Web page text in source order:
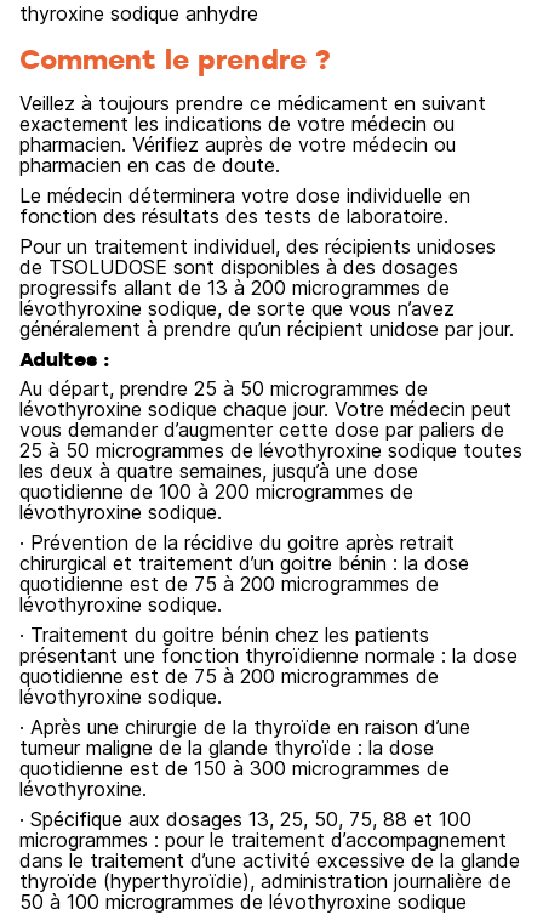
thyroxine sodique anhydre
Comment le prendre ?
Veillez à toujours prendre ce médicament en suivant
exactement les indications de votre médecin ou
pharmacien. Vérifiez auprès de votre médecin ou
pharmacien en cas de doute.
Le médecin déterminera votre dose individuelle en
fonction des résultats des tests de laboratoire.
Pour un traitement individuel, des récipients unidoses
de TSOLUDOSE sont disponibles à des dosages
progressifs allant de 13 à 200 microgrammes de
lévothyroxine sodique, de sorte que vous n’avez
généralement à prendre qu’un récipient unidose par jour.
Adultes :
Au départ, prendre 25 à 50 microgrammes de
lévothyroxine sodique chaque jour. Votre médecin peut
vous demander d’augmenter cette dose par paliers de
25 à 50 microgrammes de lévothyroxine sodique toutes
les deux à quatre semaines, jusqu’à une dose
quotidienne de 100 à 200 microgrammes de
lévothyroxine sodique.
· Prévention de la récidive du goitre après retrait
chirurgical et traitement d’un goitre bénin : la dose
quotidienne est de 75 à 200 microgrammes de
lévothyroxine sodique.
· Traitement du goitre bénin chez les patients
présentant une fonction thyroïdienne normale : la dose
quotidienne est de 75 à 200 microgrammes de
lévothyroxine sodique.
· Après une chirurgie de la thyroïde en raison d’une
tumeur maligne de la glande thyroïde : la dose
quotidienne est de 150 à 300 microgrammes de
lévothyroxine.
· Spécifique aux dosages 13, 25, 50, 75, 88 et 100
microgrammes : pour le traitement d’accompagnement
dans le traitement d’une activité excessive de la glande
thyroïde (hyperthyroïdie), administration journalière de
50 à 100 microgrammes de lévothyroxine sodique